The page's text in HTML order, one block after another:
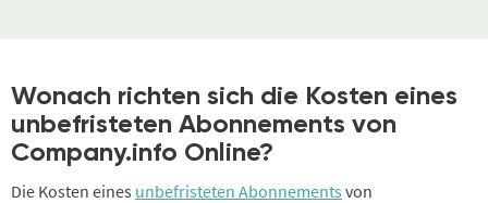
Wonach richten sich die Kosten eines
unbefristeten Abonnements von
Company.info Online?
Die Kosten eines unbefristeten Abonnements von